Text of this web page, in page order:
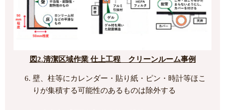
図2.清潔区域作業 仕上工程 クリーンルーム事例
壁、柱等にカレンダー・貼り紙・ピン・時計等ほこ
りが集積する可能性のあるものは除外する